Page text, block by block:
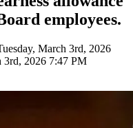
employees.
March 3rd, 2026
3rd, 2026 7:47 PM